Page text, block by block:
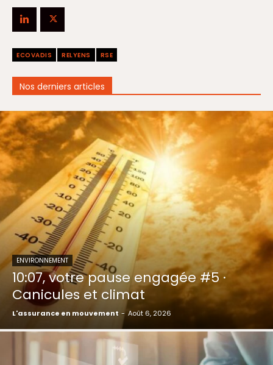
ECOVADIS RELYENS RSE
Nos derniers articles
ENVIRONNEMENT
10:07, votre pause engagée #5 ·
Canicules et climat
L'assurance en mouvement - Août 6, 2026